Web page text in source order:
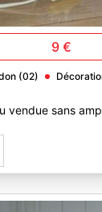
9 €
(02)
vendue sans